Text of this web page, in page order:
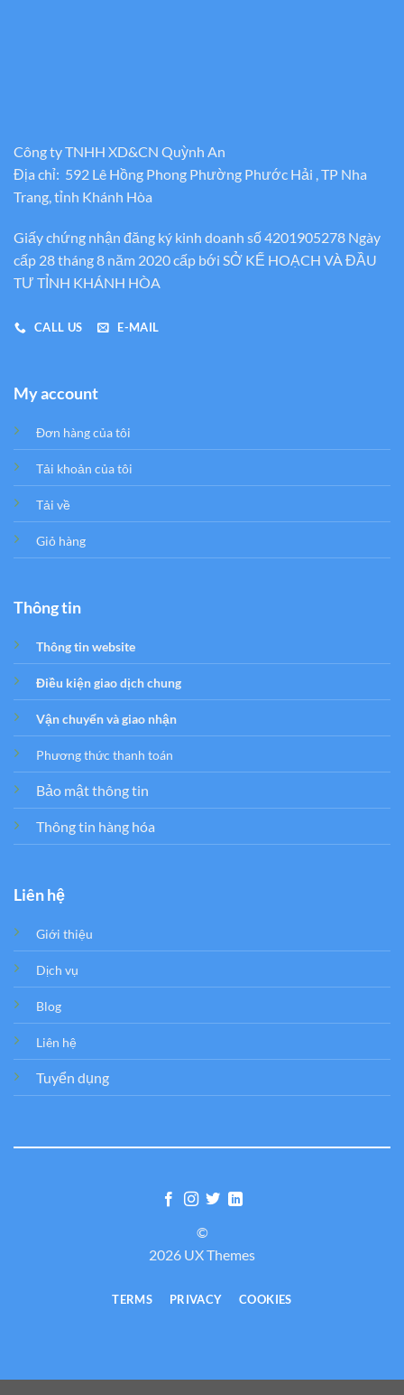
Công ty TNHH XD&CN Quỳnh An
Địa chỉ: 592 Lê Hồng Phong Phường Phước Hải , TP Nha
Trang, tỉnh Khánh Hòa
Giấy chứng nhận đăng ký kinh doanh số 4201905278 Ngày
cấp 28 tháng 8 năm 2020 cấp bới SỞ KẾ HOẠCH VÀ ĐẦU
TƯ TỈNH KHÁNH HÒA
CALL US E-MAIL
My account
Đơn hàng của tôi
Tải khoản của tôi
Tải về
Giỏ hàng
Thông tin
Thông tin website
Điều kiện giao dịch chung
Vận chuyển và giao nhận
Phương thức thanh toán
Bảo mật thông tin
Thông tin hàng hóa
Liên hệ
Giới thiệu
Dịch vụ
Blog
Liên hệ
Tuyển dụng
©
2026 UX Themes
TERMS PRIVACY COOKIES